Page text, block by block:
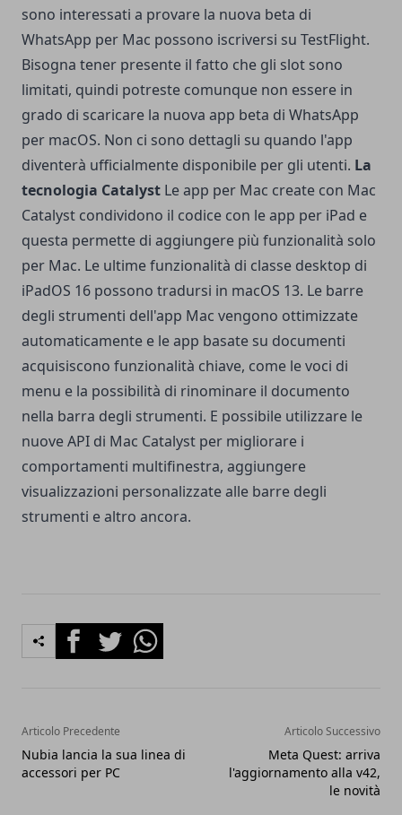
sono interessati a provare la nuova beta di
WhatsApp per Mac possono iscriversi su TestFlight.
Bisogna tener presente il fatto che gli slot sono
limitati, quindi potreste comunque non essere in
grado di scaricare la nuova app beta di WhatsApp
per macOS. Non ci sono dettagli su quando l'app
diventerà ufficialmente disponibile per gli utenti. La
tecnologia Catalyst Le app per Mac create con Mac
Catalyst condividono il codice con le app per iPad e
questa permette di aggiungere più funzionalità solo
per Mac. Le ultime funzionalità di classe desktop di
iPadOS 16 possono tradursi in macOS 13. Le barre
degli strumenti dell'app Mac vengono ottimizzate
automaticamente e le app basate su documenti
acquisiscono funzionalità chiave, come le voci di
menu e la possibilità di rinominare il documento
nella barra degli strumenti. E possibile utilizzare le
nuove API di Mac Catalyst per migliorare i
comportamenti multifinestra, aggiungere
visualizzazioni personalizzate alle barre degli
strumenti e altro ancora.
FacebookTwitterWhatsapp
Articolo Precedente
Nubia lancia la sua linea di
accessori per PC
Articolo Successivo
Meta Quest: arriva
l'aggiornamento alla v42,
le novità